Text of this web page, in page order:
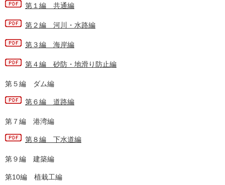
第１編 共通編
第２編 河川・水路編
第３編 海岸編
第４編 砂防・地滑り防止編
第５編 ダム編
第６編 道路編
第７編 港湾編
第８編 下水道編
第９編 建築編
第10編 植栽工編